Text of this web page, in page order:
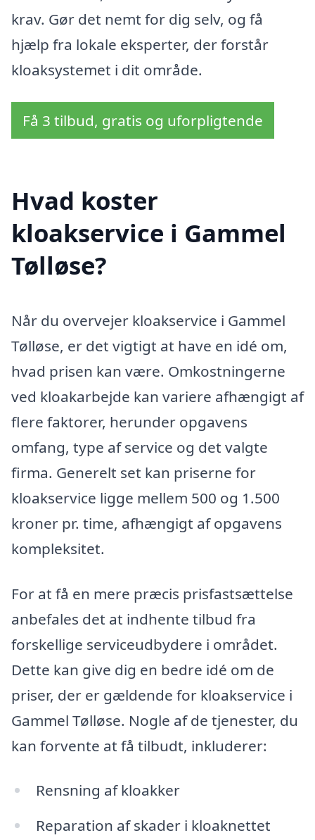
krav. Gør det nemt for dig selv, og få
hjælp fra lokale eksperter, der forstår
kloaksystemet i dit område.
Få 3 tilbud, gratis og uforpligtende
Hvad koster
kloakservice i Gammel
Tølløse?
Når du overvejer kloakservice i Gammel
Tølløse, er det vigtigt at have en idé om,
hvad prisen kan være. Omkostningerne
ved kloakarbejde kan variere afhængigt af
flere faktorer, herunder opgavens
omfang, type af service og det valgte
firma. Generelt set kan priserne for
kloakservice ligge mellem 500 og 1.500
kroner pr. time, afhængigt af opgavens
kompleksitet.
For at få en mere præcis prisfastsættelse
anbefales det at indhente tilbud fra
forskellige serviceudbydere i området.
Dette kan give dig en bedre idé om de
priser, der er gældende for kloakservice i
Gammel Tølløse. Nogle af de tjenester, du
kan forvente at få tilbudt, inkluderer:
Rensning af kloakker
Reparation af skader i kloaknettet